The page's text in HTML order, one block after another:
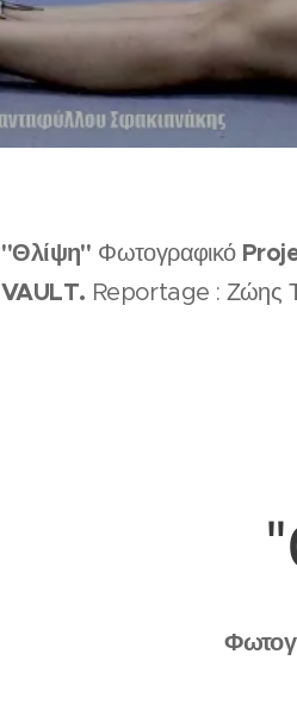
"Θλίψη" Φωτογραφικό
VAULT. Reportage : Ζώης